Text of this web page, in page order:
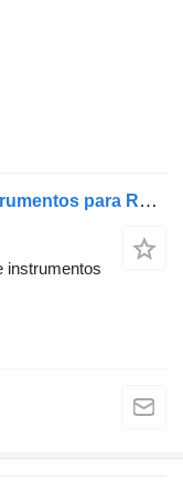
2712524 carcasa para panel de instrumentos para Renault ZOE (BFM_) | 12 coche
instrumentos